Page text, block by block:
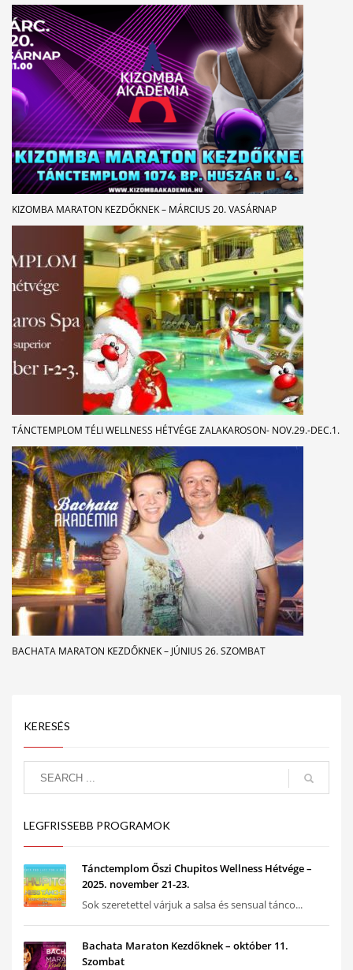
KIZOMBA MARATON KEZDŐKNEK – MÁRCIUS 20. VASÁRNAP
TÁNCTEMPLOM TÉLI WELLNESS HÉTVÉGE ZALAKAROSON- NOV.29.-DEC.1.
BACHATA MARATON KEZDŐKNEK – JÚNIUS 26. SZOMBAT
KERESÉS
LEGFRISSEBB PROGRAMOK
Tánctemplom Őszi Chupitos Wellness Hétvége –
2025. november 21-23.
Sok szeretettel várjuk a salsa és sensual tánco...
Bachata Maraton Kezdőknek – október 11.
Szombat